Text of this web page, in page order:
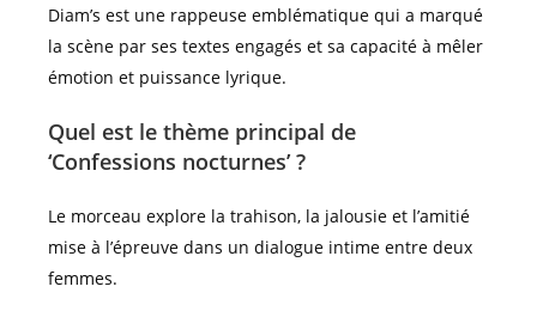
Diam’s est une rappeuse emblématique qui a marqué
la scène par ses textes engagés et sa capacité à mêler
émotion et puissance lyrique.
Quel est le thème principal de
‘Confessions nocturnes’ ?
Le morceau explore la trahison, la jalousie et l’amitié
mise à l’épreuve dans un dialogue intime entre deux
femmes.